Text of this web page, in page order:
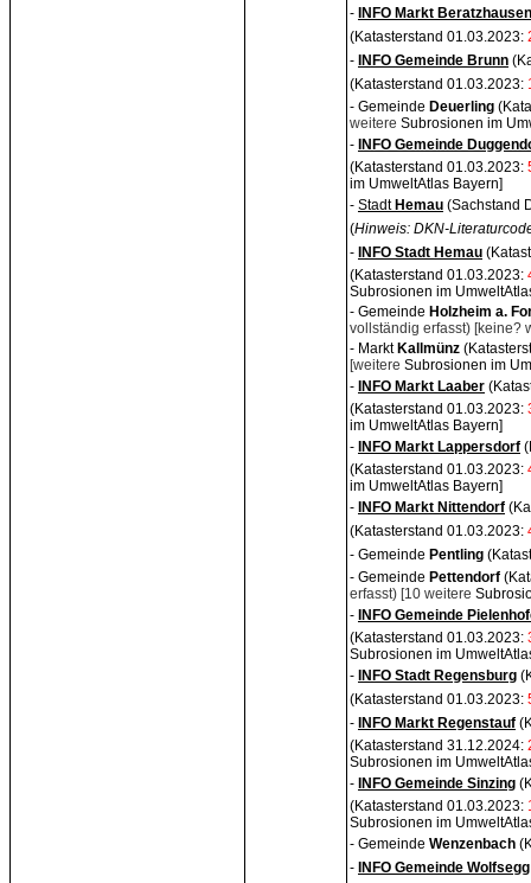
- INFO Markt Beratzhausen
(Katasterstand 01.03.2023:
- INFO Gemeinde Brunn
(Katasterstand 01.03.2023:
- Gemeinde Deuerling
weitere Subrosionen im
- INFO Gemeinde
(Katasterstand 01.03.2023:
im UmweltAtlas Bayern]
- StadtHemau (Sachstand
(Hinweis: DKN-
- INFO Stadt Hemau
(Katasterstand 01.03.2023:
Subrosionen im
- Gemeinde Holzheim a.
vollständig erfasst) [keine?
- Markt Kallmünz
[weitere Subrosionen im
- INFO Markt Laaber
(Katasterstand 01.03.2023:
im UmweltAtlas Bayern]
- INFO Markt Lappersdorf
(Katasterstand 01.03.2023:
im UmweltAtlas Bayern]
- INFO Markt Nittendorf
(Katasterstand 01.03.2023:
- Gemeinde Pentling
- Gemeinde Pettendorf
erfasst) [10 weitere
- INFO Gemeinde
(Katasterstand 01.03.2023:
Subrosionen im
- INFO Stadt Regensburg
(Katasterstand 01.03.2023:
- INFO Markt Regenstauf
(Katasterstand 31.12.2024:
Subrosionen im
- INFO Gemeinde Sinzing
(Katasterstand 01.03.2023:
Subrosionen im
- Gemeinde Wenzenbach
- INFO Gemeinde Wolfsegg